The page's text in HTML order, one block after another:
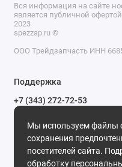
Мы используем файлы
сохранения
посетителей сайта.
обработку
Вся информация на сайте
является публичной
2023
spezzap.ru ©️
ООО Трейдзапчасть ИНН
Поддержка
+7 (343) 272-72-53
Обратный звонок
620030, г. Екатеринбург, ул.
Мы в сети